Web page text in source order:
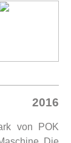
2016
von POK